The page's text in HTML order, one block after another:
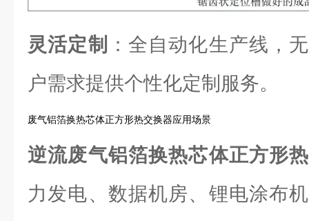
灵活定制
：全自动化生产线，
户需求提供个性化定制服务。
废气铝箔换热芯体正方形热交换器应用场景
逆流废气铝箔换热芯体正方形
力发电、数据机房、锂电涂布